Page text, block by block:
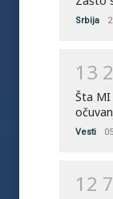
Srbija
1 3 2
Šta MI
Vesti
1 2 7